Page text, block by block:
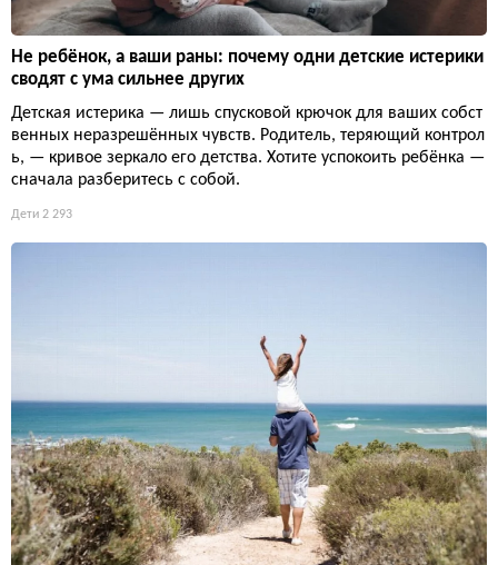
Не ребёнок, а ваши раны: почему одни детские истерики
сводят с ума сильнее других
Детская истерика — лишь спусковой крючок для ваших собст
венных неразрешённых чувств. Родитель, теряющий контрол
ь, — кривое зеркало его детства. Хотите успокоить ребёнка —
сначала разберитесь с собой.
Дети 2 293